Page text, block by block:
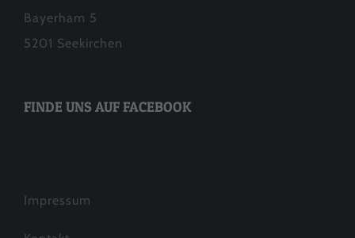
Bayerham 5
5201 Seekirchen
FINDE UNS AUF FACEBOOK
Impressum
Statistiken (1)
unsere Website nutzen.